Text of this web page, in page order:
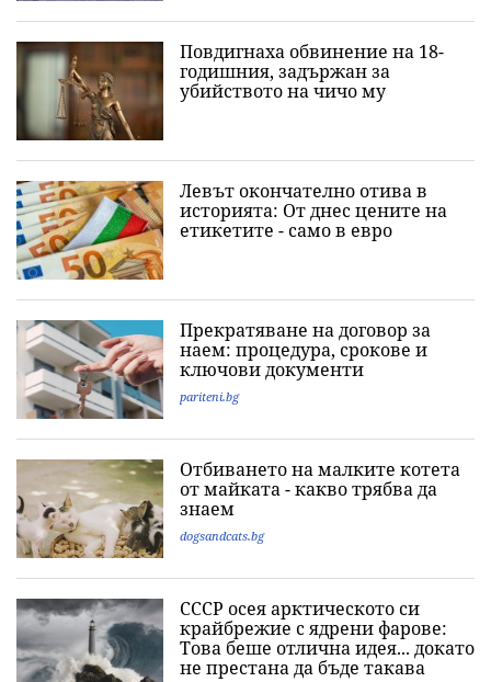
Повдигнаха обвинение на 18-
годишния, задържан за
убийството на чичо му
Левът окончателно отива в
историята: Oт днес цените на
етикетите - само в евро
Прекратяване на договор за
наем: процедура, срокове и
ключови документи
pariteni.bg
Отбиването на малките котета
от майката - какво трябва да
знаем
dogsandcats.bg
СССР осея арктическото си
крайбрежие с ядрени фарове:
Това беше отлична идея... докато
не престана да бъде такава